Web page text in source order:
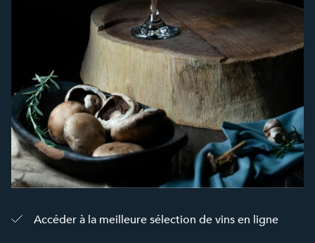
Accéder à la meilleure sélection de vins en ligne